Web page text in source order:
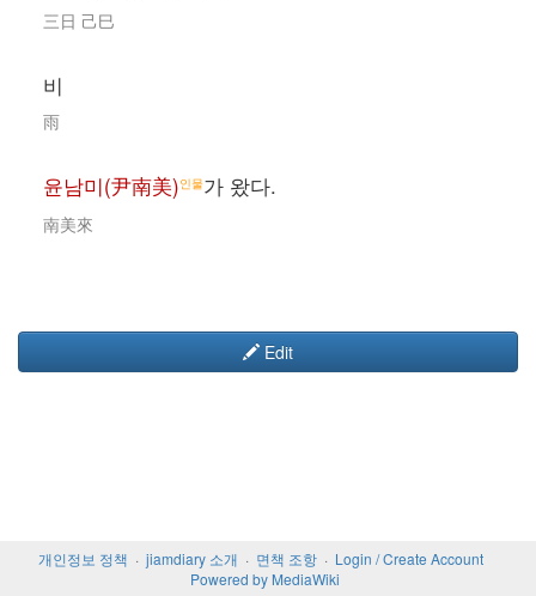
三日 己巳
비
雨
윤남미(尹南美)인물가 왔다.
南美來
Edit
개인정보 정책 jiamdiary 소개 면책 조항
Login / Create Account
Powered by MediaWiki